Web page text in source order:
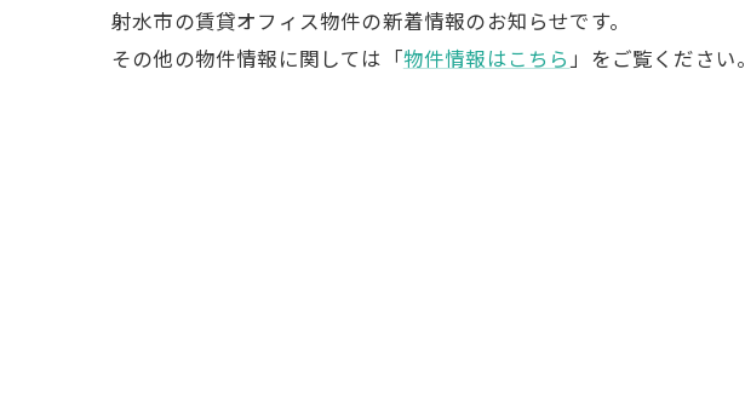
射水市の賃貸オフィス物件の新着情報のお知らせです。
その他の物件情報に関しては「物件情報はこちら」をご覧ください。